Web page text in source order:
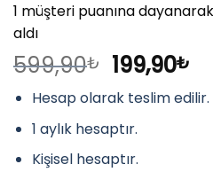
1 müşteri puanına
aldı
599,90₺ Orijinal
fiyat:
599,90₺.
199,90₺
Hesap olarak teslim edilir.
1 aylık hesaptır.
Kişisel hesaptır.